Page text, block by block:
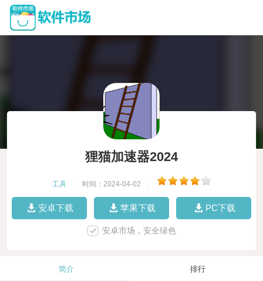
狸猫加速器2024
工具 时间：2024-04-02
安卓下载 苹果下载 PC下载
安卓市场，安全绿色
简介 排行